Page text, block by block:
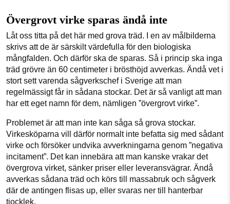
Övergrovt virke sparas ändå inte
Låt oss titta på det här med grova träd. I en av målbilderna
skrivs att de är särskilt värdefulla för den biologiska
mångfalden. Och därför ska de sparas. Så i princip ska inga
träd grövre än 60 centimeter i brösthöjd avverkas. Ändå vet i
stort sett varenda sågverkschef i Sverige att man
regelmässigt får in sådana stockar. Det är så vanligt att man
har ett eget namn för dem, nämligen ”övergrovt virke”.
Problemet är att man inte kan såga så grova stockar.
Virkesköparna vill därför normalt inte befatta sig med sådant
virke och försöker undvika avverkningarna genom ”negativa
incitament”. Det kan innebära att man kanske vrakar det
övergrova virket, sänker priser eller leveransvägrar. Ändå
avverkas sådana träd och körs till massabruk och sågverk
där de antingen flisas up, eller svaras ner till hanterbar
tjocklek.